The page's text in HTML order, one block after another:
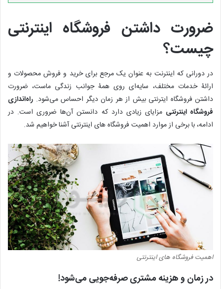
ضرورت داشتن فروشگاه اینترنتی
چیست؟
در دورانی که اینترنت به عنوان یک مرجع برای خرید و فروش محصولات و
ارائۀ خدمات مختلف، سایه‌ای روی همۀ جوانب زندگی ماست، ضرورت
داشتن فروشگاه ایترنتی بیش از هر زمان دیگر احساس می‌شود. راه‌اندازی
فروشگاه اینترنتی مزایای زیادی دارد که دانستن آن‌ها ضروری است. در
ادامه، با برخی از موارد اهمیت فروشگاه های اینترنتی آشنا خواهیم شد.
اهمیت فروشگاه های اینترنتی
در زمان و هزینه مشتری صرفه‌جویی می‌شود!